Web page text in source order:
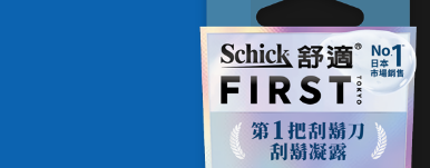
針對不同部位需求，推...
找不到你要的替換刀片嗎